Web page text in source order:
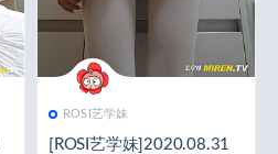
ROSI艺学妹
[ROSI艺学妹]2020.08.31